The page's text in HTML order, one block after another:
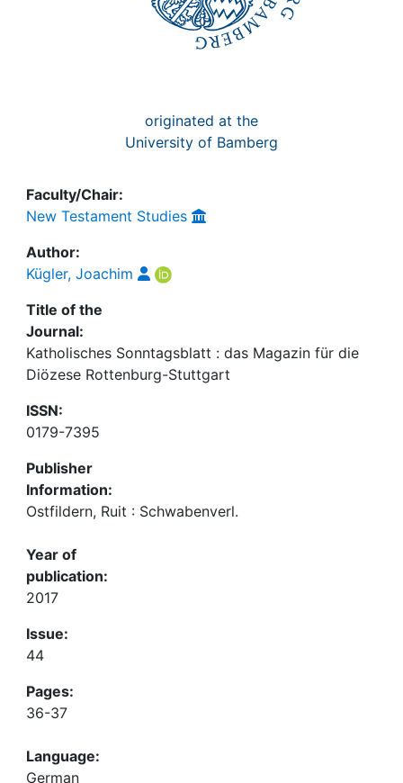
originated at the
University of Bamberg
Faculty/Chair:
New Testament Studies
Author:
Kügler, Joachim
Title of the
Journal:
Katholisches Sonntagsblatt : das Magazin für die
Diözese Rottenburg-Stuttgart
ISSN:
0179-7395
Publisher
Information:
Ostfildern, Ruit : Schwabenverl.
Year of
publication:
2017
Issue:
44
Pages:
36-37
Language:
German